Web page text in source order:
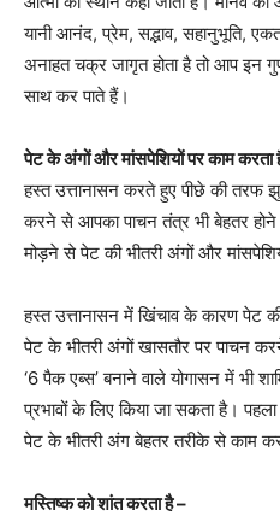
यानी आनंद, प्रेम, सद्भाव, सहानुभूति,
अनाहत चक्र जागृत होता है तो आप इन
साथ कर पाते हैं।
पेट के अंगों और मांसपेशियों पर काम करता
हस्त उत्तानासन करते हुए पीछे की तरफ
करने से आपका पाचन तंत्र भी बेहतर
मोड़ने से पेट की भीतरी अंगों और
हस्त उत्तानासन में खिंचाव के कारण पेट
पेट के भीतरी अंगों खासतौर पर पाचन
‘6 पैक एब्स’ बनाने वाले योगासन में भी
प्रभावों के लिए किया जा सकता है।
पेट के भीतरी अंग बेहतर तरीके से काम
मस्तिष्क को शांत करता है –